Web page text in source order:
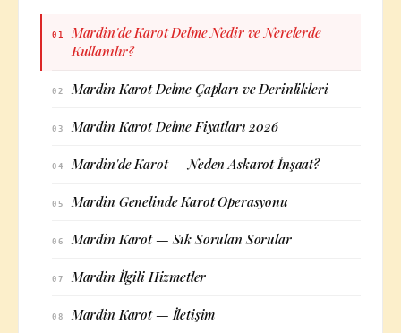
01
Mardin'de Karot Delme Nedir ve Nerelerde
Kullanılır?
02 Mardin Karot Delme Çapları ve Derinlikleri
03 Mardin Karot Delme Fiyatları 2026
04 Mardin'de Karot — Neden Askarot İnşaat?
05 Mardin Genelinde Karot Operasyonu
06 Mardin Karot — Sık Sorulan Sorular
07 Mardin İlgili Hizmetler
08 Mardin Karot — İletişim